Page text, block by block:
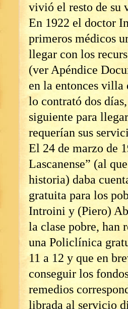
vivió el resto de su
En 1922 el doctor
primeros médicos
llegar con los
(ver Apéndice
en la entonces villa
lo contrató dos
siguiente para
requerían sus
El 24 de marzo de
Lascanense” (al
historia) daba
gratuita para los
Introini y (Piero)
la clase pobre, han
una Policlínica
11 a 12 y que en
conseguir los
remedios
librada al servicio